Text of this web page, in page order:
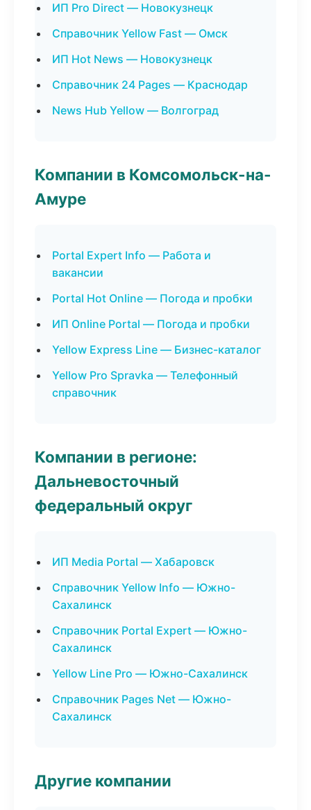
ИП Pro Direct — Новокузнецк
Справочник Yellow Fast — Омск
ИП Hot News — Новокузнецк
Справочник 24 Pages — Краснодар
News Hub Yellow — Волгоград
Компании в Комсомольск-на-
Амуре
Portal Expert Info — Работа и
вакансии
Portal Hot Online — Погода и пробки
ИП Online Portal — Погода и пробки
Yellow Express Line — Бизнес-каталог
Yellow Pro Spravka — Телефонный
справочник
Компании в регионе:
Дальневосточный
федеральный округ
ИП Media Portal — Хабаровск
Справочник Yellow Info — Южно-
Сахалинск
Справочник Portal Expert — Южно-
Сахалинск
Yellow Line Pro — Южно-Сахалинск
Справочник Pages Net — Южно-
Сахалинск
Другие компании